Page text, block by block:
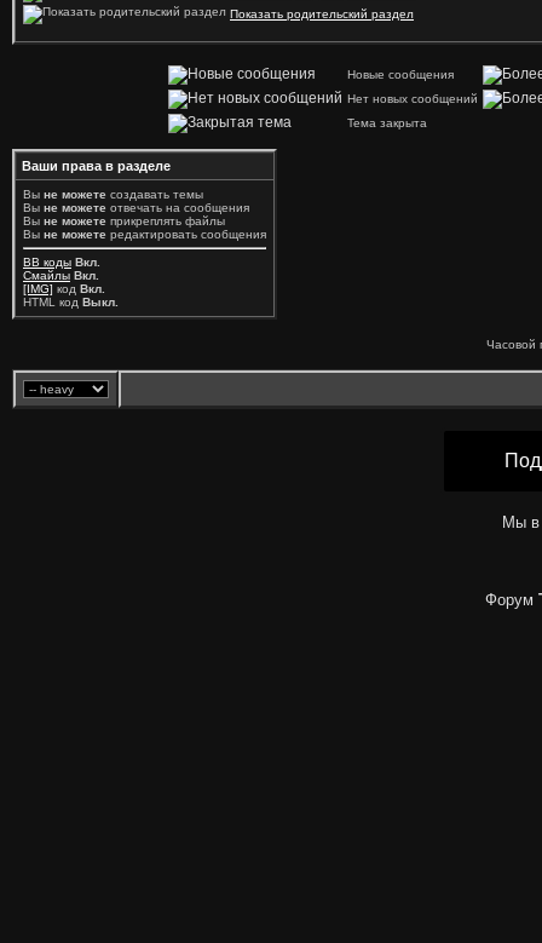
Показать родительский раздел
Новые сообщения
Нет новых сообщений
Тема закрыта
Ваши права в разделе
Вы не можете создавать темы
Вы не можете отвечать на сообщения
Вы не можете прикреплять файлы
Вы не можете редактировать сообщения
BB коды Вкл.
Смайлы Вкл.
[IMG] код Вкл.
HTML код Выкл.
Часовой
Мы в
Форум